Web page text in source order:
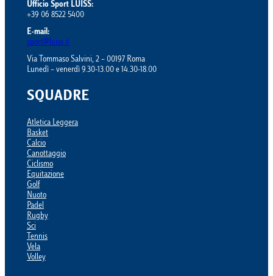
Ufficio Sport LUISS:
+39 06 8522 5400
E-mail:
sport@luiss.it
Via Tommaso Salvini, 2 – 00197 Roma
Lunedì – venerdì 9.30-13.00 e 14.30-18.00
SQUADRE
Atletica Leggera
Basket
Calcio
Canottaggio
Ciclismo
Equitazione
Golf
Nuoto
Padel
Rugby
Sci
Tennis
Vela
Volley